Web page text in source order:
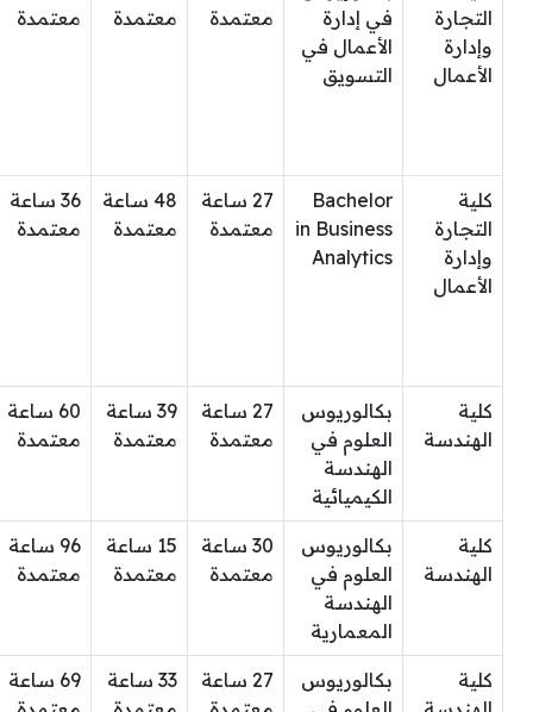
التجارة
وإدارة
الأعمال
في إدارة
الأعمال في
التسويق
معتمدة
معتمدة
معتمدة
كلية
التجارة
وإدارة
الأعمال
Bachelor
in Business
Analytics
27 ساعة
معتمدة
48 ساعة
معتمدة
36 ساعة
معتمدة
كلية
الهندسة
بكالوريوس
العلوم في
الهندسة
الكيميائية
27 ساعة
معتمدة
39 ساعة
معتمدة
60 ساعة
معتمدة
كلية
الهندسة
بكالوريوس
العلوم في
الهندسة
المعمارية
30 ساعة
معتمدة
15 ساعة
معتمدة
96 ساعة
معتمدة
كلية
بكالوريوس
27 ساعة
33 ساعة
69 ساعة